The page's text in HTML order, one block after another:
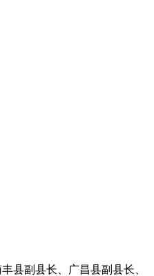
县副县长、广昌县副县长、